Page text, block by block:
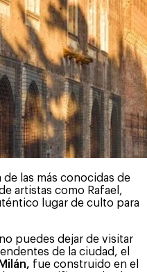
de las más conocidas de
artistas como Rafael,
lugar de culto para
puedes dejar de visitar
de la ciudad, el
fue construido en el